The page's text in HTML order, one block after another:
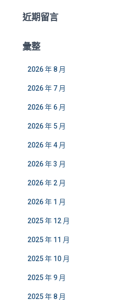
近期留言
彙整
2026 年 8 月
2026 年 7 月
2026 年 6 月
2026 年 5 月
2026 年 4 月
2026 年 3 月
2026 年 2 月
2026 年 1 月
2025 年 12 月
2025 年 11 月
2025 年 10 月
2025 年 9 月
2025 年 8 月